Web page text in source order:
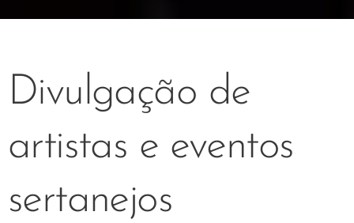
Divulgação de
artistas e eventos
sertanejos